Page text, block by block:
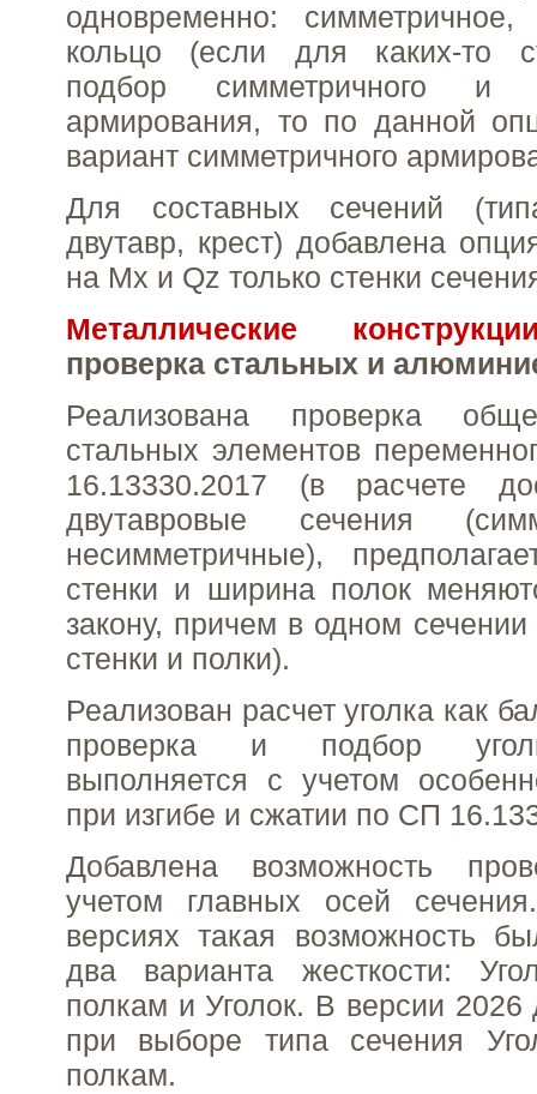
одновременно: симметричное,
кольцо (если для каких-то
подбор симметричного и
армирования, то по данной
вариант симметричного
Для составных сечений
двутавр, крест) добавлена
на Mx и Qz только стенки
Металлические
проверка стальных и
Реализована проверка
стальных элементов
16.13330.2017 (в расчете
двутавровые сечения
несимметричные),
стенки и ширина полок
закону, причем в одном
стенки и полки).
Реализован расчет уголка как
проверка и подбор
выполняется с учетом
при изгибе и сжатии по СП
Добавлена возможность
учетом главных осей
версиях такая возможность
два варианта жесткости:
полкам и Уголок. В версии
при выборе типа сечения
полкам.